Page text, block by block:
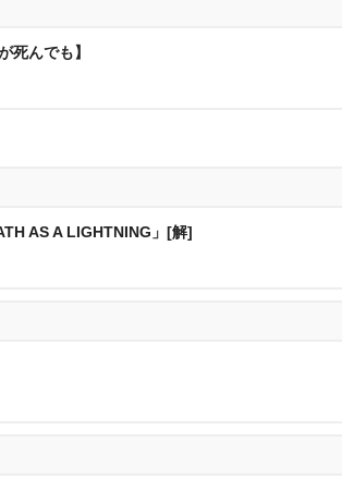
死んでも】
AS A LIGHTNING」[解]